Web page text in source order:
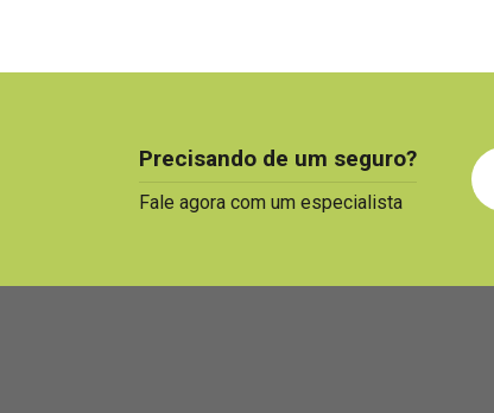
Precisando de um seguro?
Fale agora com um especialista